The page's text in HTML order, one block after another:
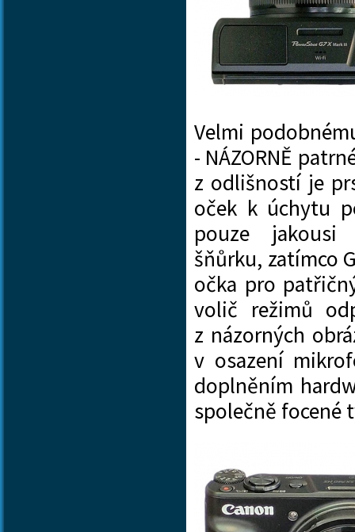
Velmi
- NÁZORNĚ
z odlišností je
oček k úchytu
pouze
šňůrku, zatímco
očka pro
volič režimů
z názorných
v osazení
doplněním
společně focené